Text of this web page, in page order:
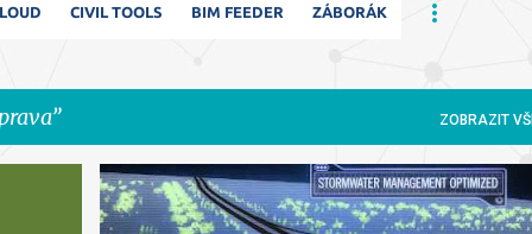
CIVIL TOOLS BIM FEEDER ZÁBORÁK
ZOBRAZIT
AUTODESK BIM CIVIL3D DOPRAVA